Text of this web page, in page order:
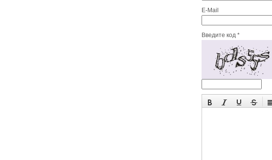
E-Mail
Введите код *